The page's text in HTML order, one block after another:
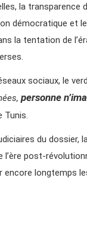
la transparence
démocratique et
la tentation de
sociaux, le
personne
Tunis.
du dossier,
post-
longtemps